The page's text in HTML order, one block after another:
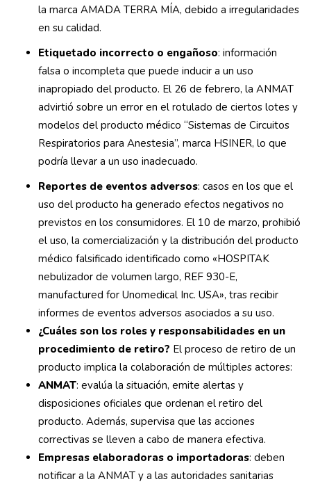
la marca AMADA TERRA MÍA, debido a irregularidades
en su calidad.
Etiquetado incorrecto o engañoso: información
falsa o incompleta que puede inducir a un uso
inapropiado del producto. El 26 de febrero, la ANMAT
advirtió sobre un error en el rotulado de ciertos lotes y
modelos del producto médico “Sistemas de Circuitos
Respiratorios para Anestesia”, marca HSINER, lo que
podría llevar a un uso inadecuado.
Reportes de eventos adversos: casos en los que el
uso del producto ha generado efectos negativos no
previstos en los consumidores. El 10 de marzo, prohibió
el uso, la comercialización y la distribución del producto
médico falsificado identificado como «HOSPITAK
nebulizador de volumen largo, REF 930-E,
manufactured for Unomedical Inc. USA», tras recibir
informes de eventos adversos asociados a su uso.
¿Cuáles son los roles y responsabilidades en un
procedimiento de retiro? El proceso de retiro de un
producto implica la colaboración de múltiples actores:
ANMAT: evalúa la situación, emite alertas y
disposiciones oficiales que ordenan el retiro del
producto. Además, supervisa que las acciones
correctivas se lleven a cabo de manera efectiva.
Empresas elaboradoras o importadoras: deben
notificar a la ANMAT y a las autoridades sanitarias